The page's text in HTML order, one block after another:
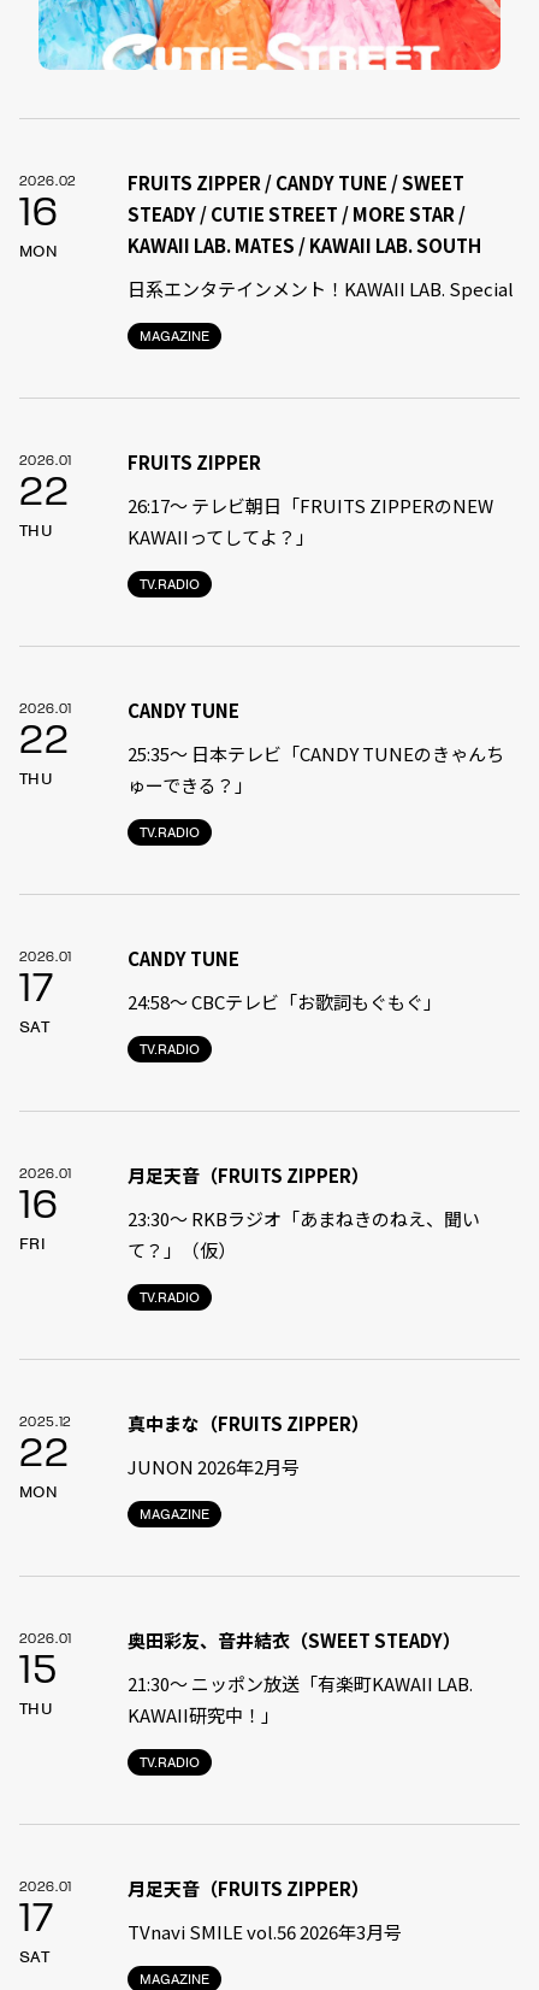
2026.02
16
MON
MAGAZINE
FRUITS ZIPPER / CANDY TUNE / SWEET
STEADY / CUTIE STREET / MORE STAR /
KAWAII LAB. MATES / KAWAII LAB. SOUTH
日系エンタテインメント！KAWAII LAB. Special
2026.01
22
THU
TV.RADIO
FRUITS ZIPPER
26:17～ テレビ朝日「FRUITS ZIPPERのNEW
KAWAIIってしてよ？」
2026.01
22
THU
TV.RADIO
CANDY TUNE
25:35〜 日本テレビ「CANDY TUNEのきゃんち
ゅーできる？」
2026.01
17
SAT
TV.RADIO
CANDY TUNE
24:58〜 CBCテレビ「お歌詞もぐもぐ」
2026.01
16
FRI
TV.RADIO
月足天音（FRUITS ZIPPER）
23:30〜 RKBラジオ「あまねきのねえ、聞い
て？」（仮）
2025.12
22
MON
MAGAZINE
真中まな（FRUITS ZIPPER）
JUNON 2026年2月号
2026.01
15
THU
TV.RADIO
奥田彩友、音井結衣（SWEET STEADY）
21:30〜 ニッポン放送「有楽町KAWAII LAB.
KAWAII研究中！」
2026.01
17
SAT
MAGAZINE
月足天音（FRUITS ZIPPER）
TVnavi SMILE vol.56 2026年3月号